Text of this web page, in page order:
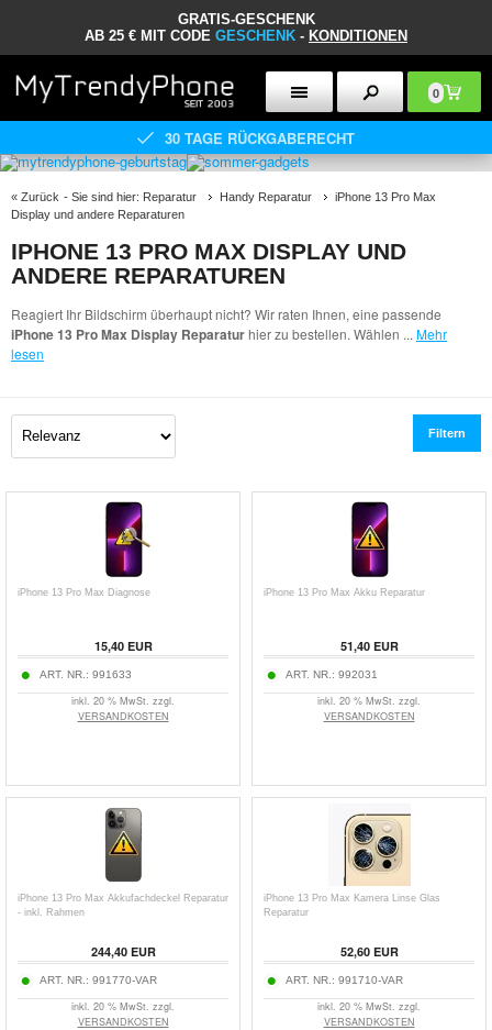
GRATIS-GESCHENK
AB 25 € MIT CODE GESCHENK - KONDITIONEN
0
30 TAGE RÜCKGABERECHT
« Zurück - Sie sind hier: Reparatur Handy Reparatur
iPhone 13 Pro Max
Display und andere Reparaturen
IPHONE 13 PRO MAX DISPLAY UND
ANDERE REPARATUREN
Reagiert Ihr Bildschirm überhaupt nicht? Wir raten Ihnen, eine passende
iPhone 13 Pro Max Display Reparaturhier zu bestellen. Wählen ... Mehr
lesen
Filtern
iPhone 13 Pro Max Diagnose
15,40 EUR
ART. NR.: 991633
inkl. 20 % MwSt. zzgl.
VERSANDKOSTEN
iPhone 13 Pro Max Akku Reparatur
51,40 EUR
ART. NR.: 992031
inkl. 20 % MwSt. zzgl.
VERSANDKOSTEN
iPhone 13 Pro Max Akkufachdeckel Reparatur
- inkl. Rahmen
244,40 EUR
ART. NR.: 991770-VAR
inkl. 20 % MwSt. zzgl.
VERSANDKOSTEN
iPhone 13 Pro Max Kamera Linse Glas
Reparatur
52,60 EUR
ART. NR.: 991710-VAR
inkl. 20 % MwSt. zzgl.
VERSANDKOSTEN